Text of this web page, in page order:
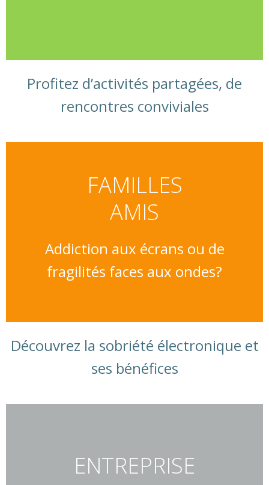
Profitez d’activités partagées, de
rencontres conviviales
FAMILLES
AMIS
Addiction aux écrans ou de
fragilités faces aux ondes?
Découvrez la sobriété électronique et
ses bénéfices
ENTREPRISE